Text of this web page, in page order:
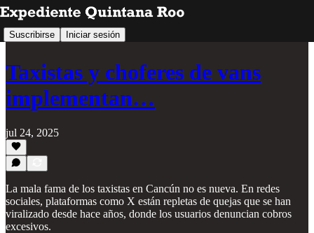
Suscribirse Iniciar sesión
Taxistas y choferes de vans
implementan…
jul 24, 2025
La mala fama de los taxistas en Cancún no es nueva. En redes
sociales, plataformas como X están repletas de quejas que se han
viralizado desde hace años, donde los usuarios denuncian cobros
excesivos.